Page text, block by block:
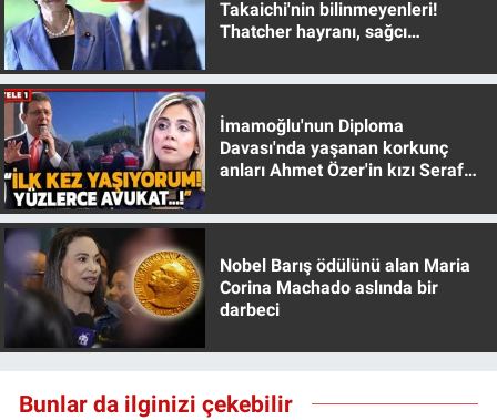
Takaichi'nin bilinmeyenleri!
Thatcher hayranı, sağcı
İmamoğlu'nun Diploma
Davası'nda yaşanan korkunç
anları Ahmet Özer'in kızı Seraf
Nobel Barış ödülünü alan Maria
Corina Machado aslında bir
darbeci
Bunlar da ilginizi çekebilir